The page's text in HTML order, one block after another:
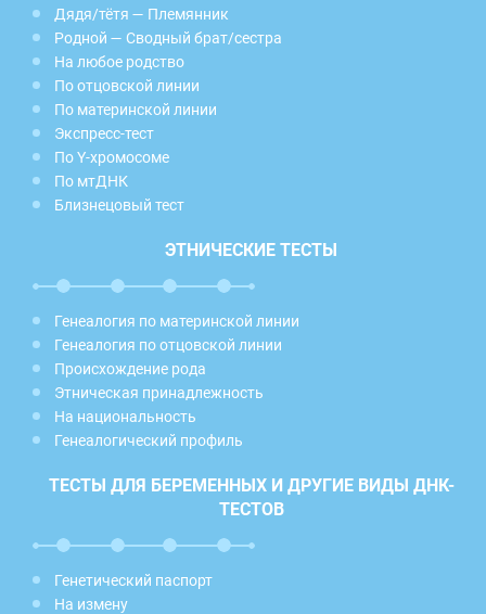
Дядя/тётя — Племянник
Родной — Сводный брат/сестра
На любое родство
По отцовской линии
По материнской линии
Экспресс-тест
По Y-хромосоме
По мтДНК
Близнецовый тест
ЭТНИЧЕСКИЕ ТЕСТЫ
Генеалогия по материнской линии
Генеалогия по отцовской линии
Происхождение рода
Этническая принадлежность
На национальность
Генеалогический профиль
ТЕСТЫ ДЛЯ БЕРЕМЕННЫХ И ДРУГИЕ ВИДЫ ДНК-
ТЕСТОВ
Генетический паспорт
На измену